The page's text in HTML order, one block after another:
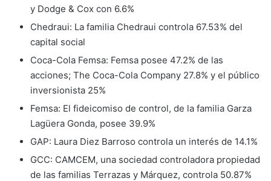
y Dodge & Cox con 6.6%
Chedraui: La familia Chedraui controla 67.53% del
capital social
Coca-Cola Femsa: Femsa posee 47.2% de las
acciones; The Coca-Cola Company 27.8% y el público
inversionista 25%
Femsa: El fideicomiso de control, de la familia Garza
Lagüera Gonda, posee 39.9%
GAP: Laura Diez Barroso controla un interés de 14.1%
GCC: CAMCEM, una sociedad controladora propiedad
de las familias Terrazas y Márquez, controla 50.87%